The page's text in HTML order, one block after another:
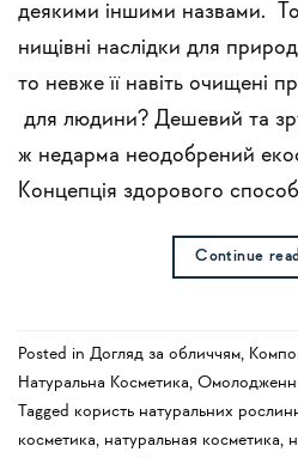
деякими іншими назвами.
нищівні наслідки для
то невже її навіть очищені
для людини? Дешевий та
ж недарма неодобрений
Концепція здорового
Continue
Posted in Догляд за обличчям,
Натуральна Косметика,
Tagged користь натуральних
косметика, натуральная косметика,